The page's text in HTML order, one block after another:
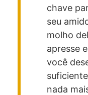
chave
seu
molho
apresse
você
nada